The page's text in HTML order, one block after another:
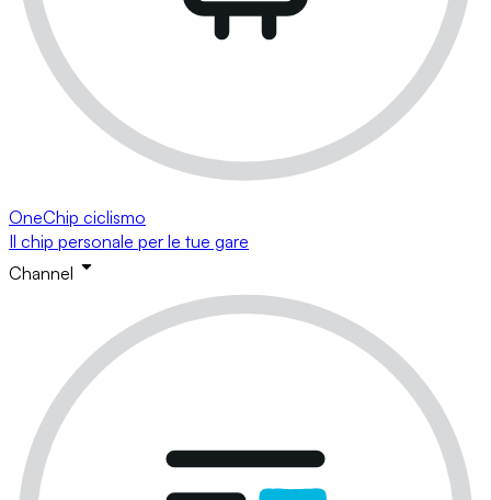
OneChip ciclismo
Il chip personale per le tue gare
Channel